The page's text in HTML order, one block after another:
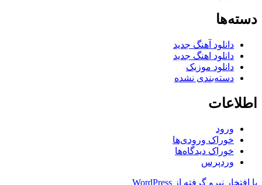
دسته‌ها
دانلود آهنگ جدید
دانلود اهنگ جدید
دانلود موزیک
دسته‌بندی نشده
اطلاعات
ورود
خوراک ورودی‌ها
خوراک دیدگاه‌ها
وردپرس
با افتخار نیرو گرفته از WordPress